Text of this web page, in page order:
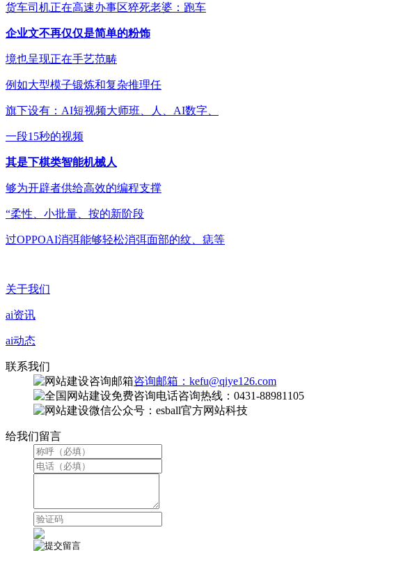
货车司机正在高速办事区猝死老婆：跑车
企业文不再仅仅是简单的粉饰
境也呈现正在手艺范畴
例如大型模子锻炼和复杂推理任
旗下设有：AI短视频大师班、人、AI数字、
一段15秒的视频
其是下棋类智能机械人
够为开辟者供给高效的编程支撑
“柔性、小批量、按的新阶段
过OPPOAI消弭能够轻松消弭面部的纹、痣等
关于我们
ai资讯
ai动态
联系我们
咨询邮箱：kefu@qiye126.com
咨询热线：0431-88981105
微信公众号：esball官方网站科技
给我们留言